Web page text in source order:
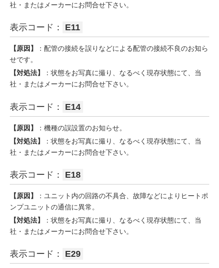
社・またはメーカーにお問合せ下さい。
表示コード： E11
【原因】
：配管の接続を誤りなどによる配管の接続不良のお知ら
せです。
【対処法】
：状態をお写真に撮り、なるべく現存状態にて、当
社・またはメーカーにお問合せ下さい。
表示コード： E14
【原因】
：機種の誤設置のお知らせ。
【対処法】
：状態をお写真に撮り、なるべく現存状態にて、当
社・またはメーカーにお問合せ下さい。
表示コード： E18
【原因】
：ユニット内の回路の不具合、故障などによりヒートポ
ンプユニットの通信に異常。
【対処法】
：状態をお写真に撮り、なるべく現存状態にて、当
社・またはメーカーにお問合せ下さい。
表示コード： E29